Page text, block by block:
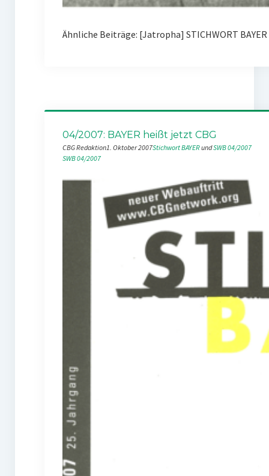
Ähnliche Beiträge: [Jatropha] STICHWORT
04/2007: BAYER heißt jetzt CBG
CBG Redaktion1. Oktober 2007Stichwort BAYER und SWB 04/2007
SWB 04/2007